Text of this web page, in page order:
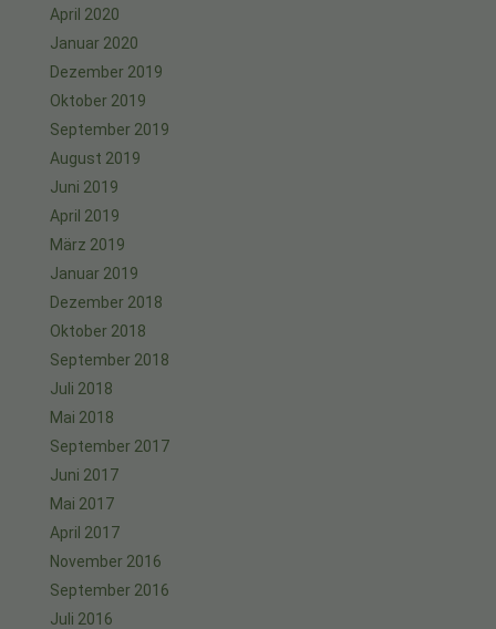
April 2020
Januar 2020
Dezember 2019
Oktober 2019
September 2019
August 2019
Juni 2019
April 2019
März 2019
Januar 2019
Dezember 2018
Oktober 2018
September 2018
Juli 2018
Mai 2018
September 2017
Juni 2017
Mai 2017
April 2017
November 2016
September 2016
Juli 2016